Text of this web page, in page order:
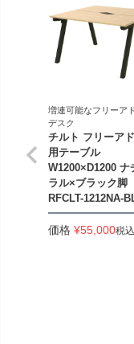
増連可能なフリーア
デスク
チルト フリーア
用テーブル
W1200×D1200 ナ
ラル×ブラック脚
RFCLT-1212NA-
価格 ¥55,000税込